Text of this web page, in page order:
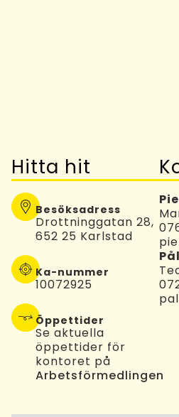
Hitta hit
Besöksadress
Drottninggatan 28,
652 25 Karlstad
Ka-nummer
10072925
Öppettider
Se aktuella
öppettider för
kontoret på
Arbetsförmedlingen